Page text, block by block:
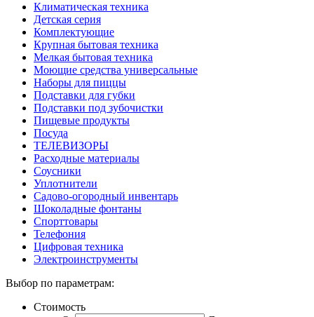
Климатическая техника
Детская серия
Комплектующие
Крупная бытовая техника
Мелкая бытовая техника
Моющие средства универсальные
Наборы для пиццы
Подставки для губки
Подставки под зубочистки
Пищевые продукты
Посуда
ТЕЛЕВИЗОРЫ
Расходные материалы
Соусники
Уплотнители
Садово-огородный инвентарь
Шоколадные фонтаны
Спорттовары
Телефония
Цифровая техника
Электроинструменты
Выбор по параметрам:
Стоимость